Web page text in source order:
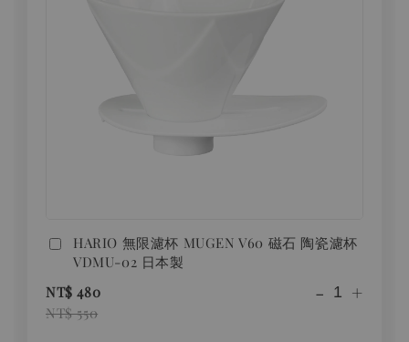
HARIO 無限濾杯 MUGEN V60 磁石 陶瓷濾杯
VDMU-02 日本製
NT$ 480
NT$ 550
- +